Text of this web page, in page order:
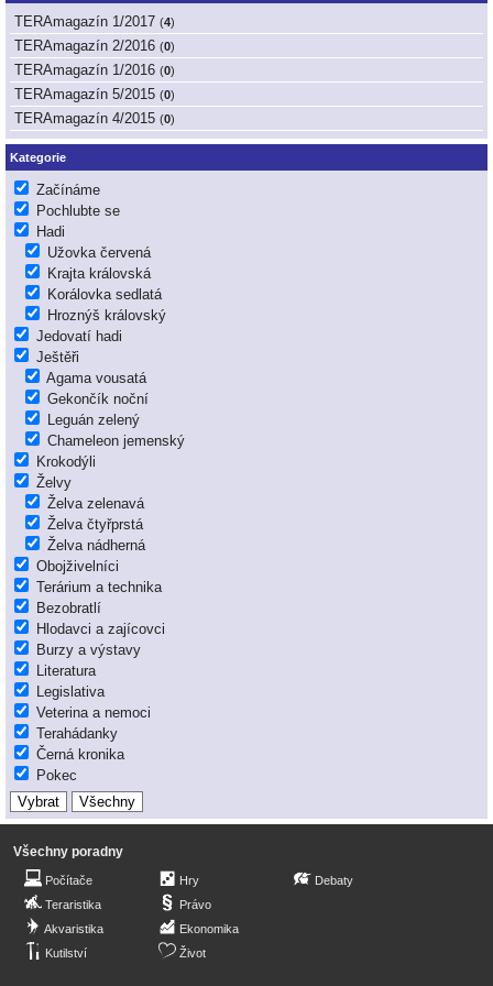
TERAmagazín 1/2017 (4)
TERAmagazín 2/2016 (0)
TERAmagazín 1/2016 (0)
TERAmagazín 5/2015 (0)
TERAmagazín 4/2015 (0)
Kategorie
Začínáme
Pochlubte se
Hadi
Užovka červená
Krajta královská
Korálovka sedlatá
Hroznýš královský
Jedovatí hadi
Ještěři
Agama vousatá
Gekončík noční
Leguán zelený
Chameleon jemenský
Krokodýli
Želvy
Želva zelenavá
Želva čtyřprstá
Želva nádherná
Obojživelníci
Terárium a technika
Bezobratlí
Hlodavci a zajícovci
Burzy a výstavy
Literatura
Legislativa
Veterina a nemoci
Terahádanky
Černá kronika
Pokec
Všechny poradny
Počítače
Teraristika
Akvaristika
Kutilství
Hry
Právo
Ekonomika
Život
Debaty